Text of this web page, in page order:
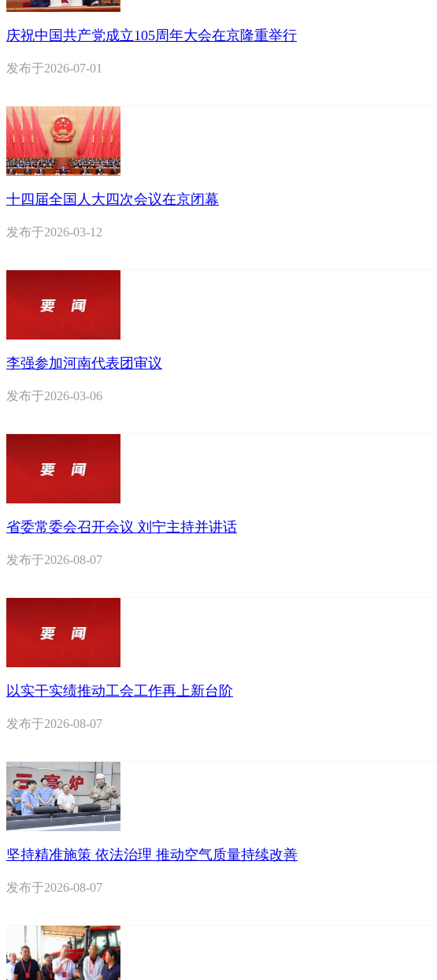
庆祝中国共产党成立105周年大会在京隆重举行
发布于2026-07-01
十四届全国人大四次会议在京闭幕
发布于2026-03-12
李强参加河南代表团审议
发布于2026-03-06
省委常委会召开会议 刘宁主持并讲话
发布于2026-08-07
以实干实绩推动工会工作再上新台阶
发布于2026-08-07
坚持精准施策 依法治理 推动空气质量持续改善
发布于2026-08-07